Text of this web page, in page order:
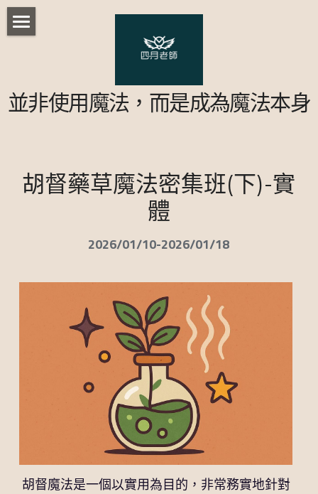
並非使用魔法，而是成為魔法本身
所有博客分類
心理測驗
諾斯底運動
文獻紀錄
魔法心得
歐比路老師課程
台灣本土藥草魔法課程 - 配方解析
台灣本土藥草實作-好運成雙
台灣本土藥草實作-日進斗金
台灣本土藥草實作-七行星藥草 (實體)
策略魔法初階密集班-遠距
魅惑策略魔法初階班-實體
金錢策略魔法高階單元I：財務糾紛
魅惑策略魔法實作班-甜蜜盒-實體
魅惑策略魔法：紅燈區女郎的吸引力秘密
金錢策略魔法中階
陰陽眼修練法訣
實用魔法小課程
修復財務
土星綑綁娃娃
黑卡蒂大熊座魔法
驅魔聖牌與驅魔詩篇
抓住鬼魂的陷阱與家宅保護課
簡單易懂的開運方位學
聖米迦勒魔法
個人業力課程
藥草魔法師基礎課程
淨化與療癒篇-胡督魔法一
反轉詛咒篇-胡督魔法二
金錢魔法與祭壇-胡督魔法三
愛情魔法篇-胡督魔法四
關係破壞者-胡督單元五
魔法油配方解析
藥草行星魔法-胡督單元
星光魔法單元一 (實體))
星光魔法單元二 (實體)
天使符印-現代魔法
行星符印-現代魔法
簡單易懂的現代魔法
澤誼老師課程
行星許願課(實體)
天元回歸盤能量療癒｜入門工作坊
聖米迦勒一日儀式
逆轉貧窮咒瓶
2026年度破障祈福儀式
五雷轉運儀式
2026元旦儀式
能量風水靈測術
聖徒魔法系列
聖徒魔法密集班
聖安東尼-愛情祝福水
聖加速－吸引金錢馬蹄鐵
胡督藥草魔法密集班(下)-實
體
2026/01/10-2026/01/18
胡督魔法是一個以實用為目的，非常務實地針對